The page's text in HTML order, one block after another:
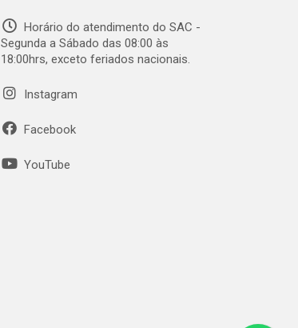
Horário do atendimento do SAC -
Segunda a Sábado das 08:00 às
18:00hrs, exceto feriados nacionais.
Instagram
Facebook
YouTube